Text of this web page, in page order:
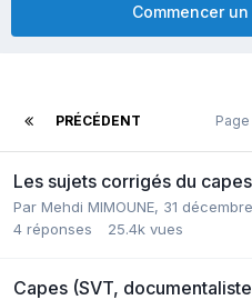
Commencer
PRÉCÉDENT
Les sujets corrigés du
Par Mehdi MIMOUNE, 31
4 réponses 25.4k vues
Capes (SVT,